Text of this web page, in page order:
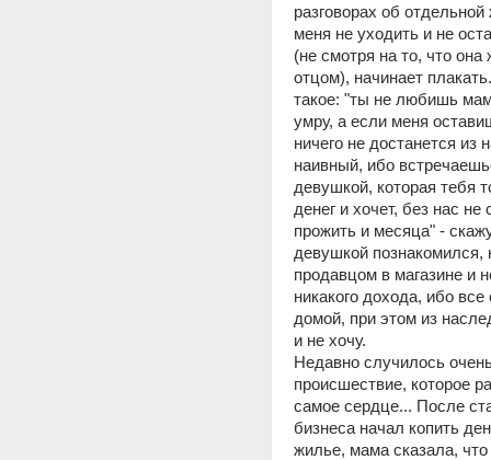
разговорах об отдельной
меня не уходить и не
(не смотря на то, что
отцом), начинает
такое: "ты не любишь
умру, а если меня
ничего не достанется из
наивный, ибо
девушкой, которая тебя
денег и хочет, без нас
прожить и месяца" -
девушкой познакомился,
продавцом в магазине и
никакого дохода, ибо все
домой, при этом из
и не хочу.
Недавно случилось
происшествие, которое
самое сердце... После
бизнеса начал копить
жилье, мама сказала,